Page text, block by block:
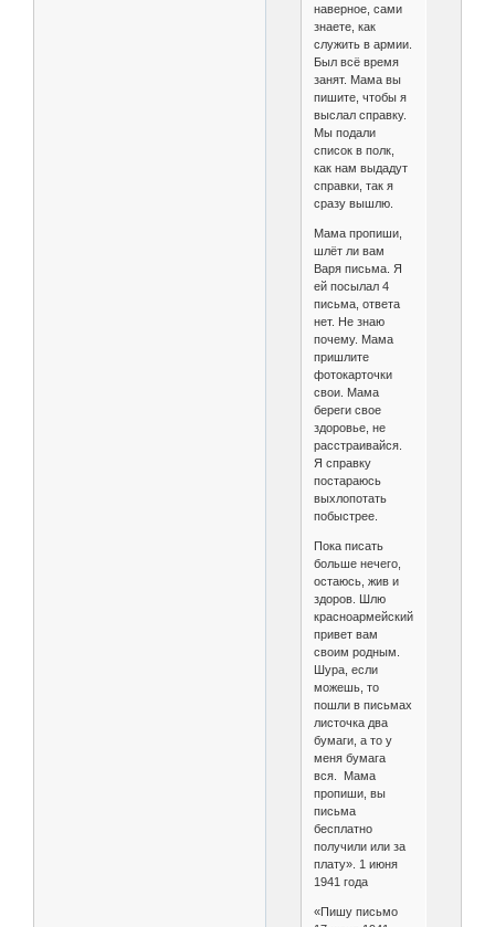
наверное, сами
знаете, как
служить в армии.
Был всё время
занят. Мама вы
пишите, чтобы я
выслал справку.
Мы подали
список в полк,
как нам выдадут
справки, так я
сразу вышлю.
Мама пропиши,
шлёт ли вам
Варя письма. Я
ей посылал 4
письма, ответа
нет. Не знаю
почему. Мама
пришлите
фотокарточки
свои. Мама
береги свое
здоровье, не
расстраивайся.
Я справку
постараюсь
выхлопотать
побыстрее.
Пока писать
больше нечего,
остаюсь, жив и
здоров. Шлю
красноармейский
привет вам
своим родным.
Шура, если
можешь, то
пошли в письмах
листочка два
бумаги, а то у
меня бумага
вся. Мама
пропиши, вы
письма
бесплатно
получили или за
плату». 1 июня
1941 года
«Пишу письмо